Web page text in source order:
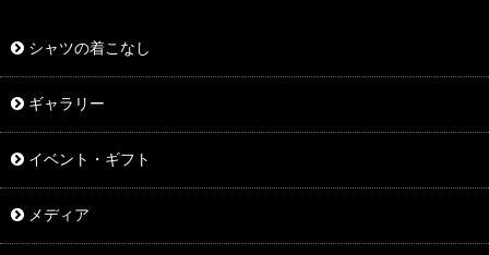
シャツの着こなし
ギャラリー
イベント・ギフト
メディア